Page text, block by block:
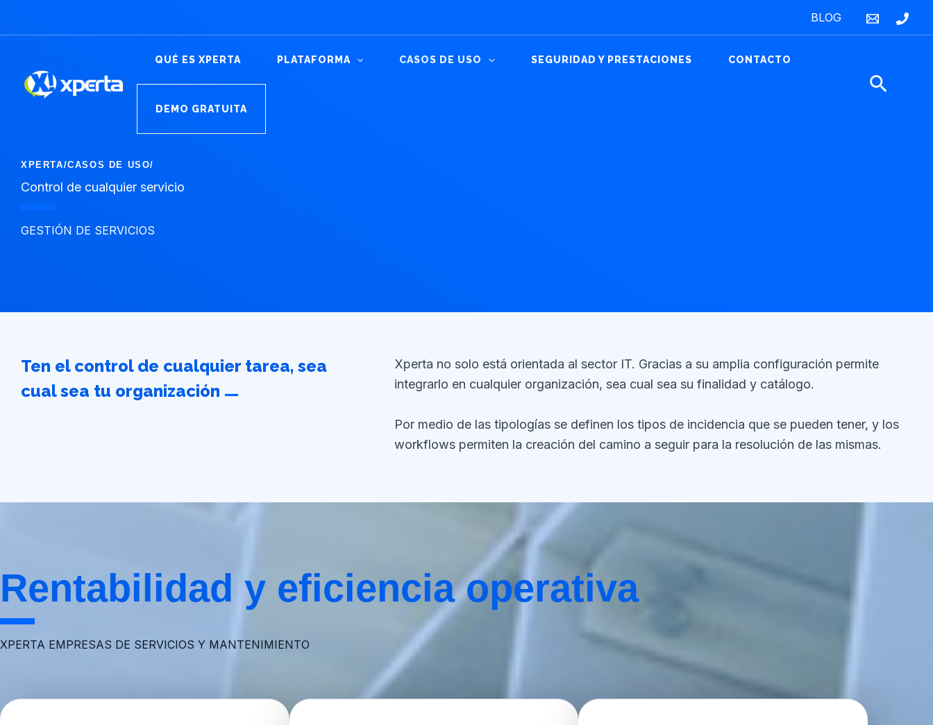
BLOG
QUÉ ES XPERTA PLATAFORMA CASOS DE USO SEGURIDAD Y PRESTACIONES CONTACTO
DEMO GRATUITA
Buscar
XPERTA/CASOS DE USO/
Control de cualquier servicio
GESTIÓN DE SERVICIOS
Ten el control de cualquier tarea, sea
cual sea tu organización _
Xperta no solo está orientada al sector IT. Gracias a su amplia configuración permite
integrarlo en cualquier organización, sea cual sea su finalidad y catálogo.
Por medio de las tipologías se definen los tipos de incidencia que se pueden tener, y los
workflows permiten la creación del camino a seguir para la resolución de las mismas.
Rentabilidad y eficiencia operativa
XPERTA EMPRESAS DE SERVICIOS Y MANTENIMIENTO